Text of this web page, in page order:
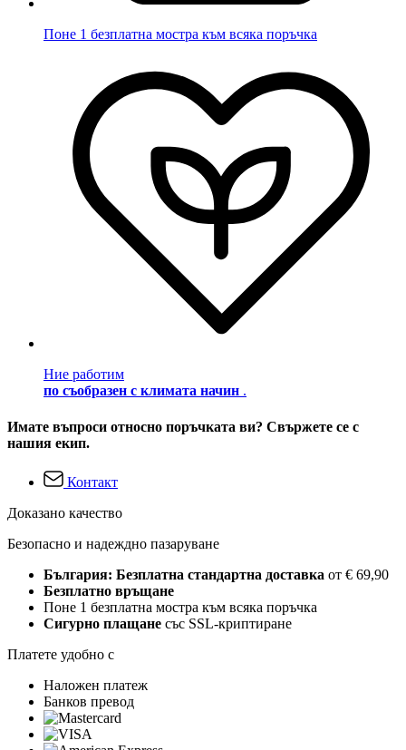
Поне 1 безплатна мостра към всяка поръчка
Ние работим
по съобразен с климата начин .
Имате въпроси относно поръчката ви? Свържете се с
нашия екип.
Контакт
Доказано качество
Безопасно и надеждно пазаруване
България: Безплатна стандартна доставка от € 69,90
Безплатно връщане
Поне 1 безплатна мостра към всяка поръчка
Сигурно плащане със SSL-криптиране
Платете удобно с
Наложен платеж
Банков превод